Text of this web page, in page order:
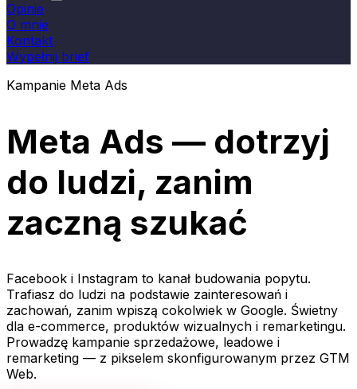
Opinie
O mnie
Kontakt
Wypełnij brief
Kampanie Meta Ads
Meta Ads — dotrzyj
do ludzi, zanim
zaczną szukać
Facebook i Instagram to kanał budowania popytu.
Trafiasz do ludzi na podstawie zainteresowań i
zachowań, zanim wpiszą cokolwiek w Google. Świetny
dla e-commerce, produktów wizualnych i remarketingu.
Prowadzę kampanie sprzedażowe, leadowe i
remarketing — z pikselem skonfigurowanym przez GTM
Web.